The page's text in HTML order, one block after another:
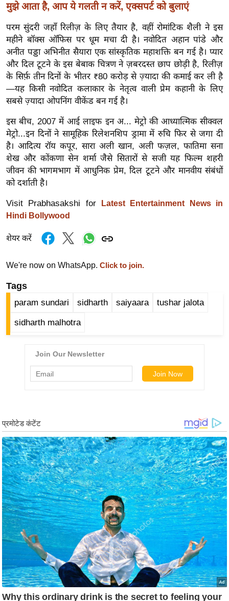
नो
ज
न
ज
ग
त
बॉ
ली
वु
ड
हॉ
ली
वु
ड
फि
स
क्षा
B
e
a
w
s
ला
इ
फ
स्टा
इ
ल
टे
क्नॉ
लॉ
जी
ब्यू
टी
मुझे आता है, आप ये गलती न करें, एक्सपर्ट को बुलाएं
परम सुंदरी जहाँ रिलीज़ के लिए तैयार है, वहीं रोमांटिक शैली ने इस
महीने बॉक्स ऑफिस पर धूम मचा दी है। नवोदित अहान पांडे और
अनीत पड्डा अभिनीत सैयारा एक सांस्कृतिक महाशक्ति बन गई है। प्यार
और दिल टूटने के इस बेबाक चित्रण ने ज़बरदस्त छाप छोड़ी है, रिलीज़
के सिर्फ़ तीन दिनों के भीतर ₹80 करोड़ से ज़्यादा की कमाई कर ली है
—यह किसी नवोदित कलाकार के नेतृत्व वाली प्रेम कहानी के लिए
सबसे ज़्यादा ओपनिंग वीकेंड बन गई है।
इस बीच, 2007 में आई लाइफ इन अ... मेट्रो की आध्यात्मिक सीक्वल
मेट्रो...इन दिनों ने सामूहिक रिलेशनशिप ड्रामा में रुचि फिर से जगा दी
है। आदित्य रॉय कपूर, सारा अली खान, अली फज़ल, फातिमा सना
शेख और कोंकणा सेन शर्मा जैसे सितारों से सजी यह फिल्म शहरी
जीवन की भागमभाग में आधुनिक प्रेम, दिल टूटने और मानवीय संबंधों
को दर्शाती है।
Visit Prabhasakshi for
Latest Entertainment News in
Hindi Bollywood
शेयर करें
We're now on WhatsApp. Click to join.
Tags
param sundari sidharth saiyaara tushar jalota
sidharth malhotra